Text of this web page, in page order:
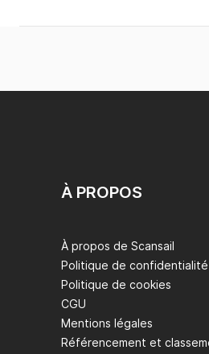
À PROPOS
À propos de Scansail
Politique de confidentialité
Politique de cookies
CGU
Mentions légales
Référencement et